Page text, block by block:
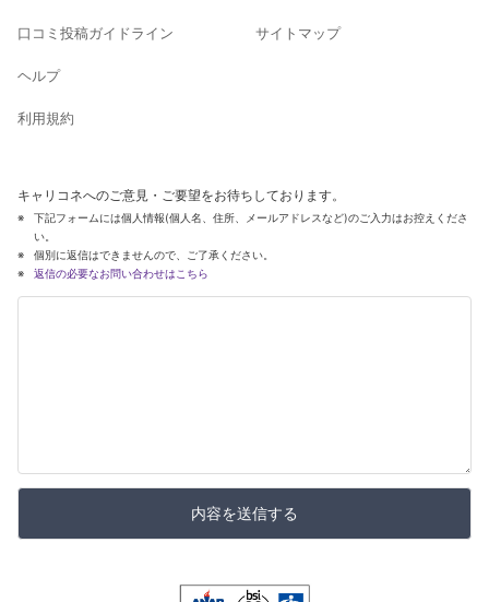
口コミ投稿ガイドライン
ヘルプ
利用規約
サイトマップ
キャリコネへのご意見・ご要望をお待ちしております。
下記フォームには個人情報(個人名、住所、メールアドレスなど)のご入力はお控えくださ
い。
個別に返信はできませんので、ご了承ください。
返信の必要なお問い合わせはこちら
内容を送信する